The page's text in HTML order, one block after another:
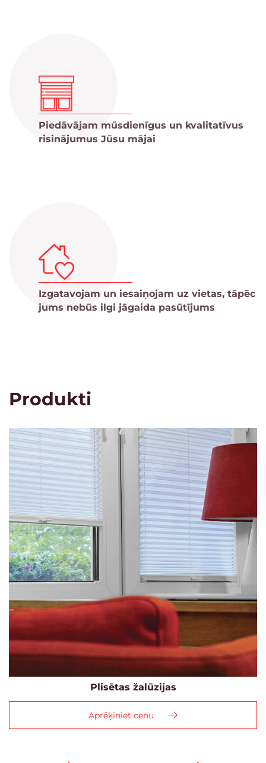
Piedāvājam mūsdienīgus un kvalitatīvus
risinājumus Jūsu mājai
Izgatavojam un iesaiņojam uz vietas, tāpēc
jums nebūs ilgi jāgaida pasūtījums
Produkti
Plisētas žalūzijas
Aprēķiniet cenu